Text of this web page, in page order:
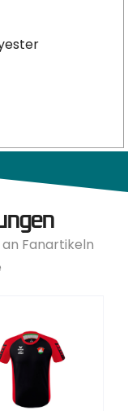
Fanartikeln